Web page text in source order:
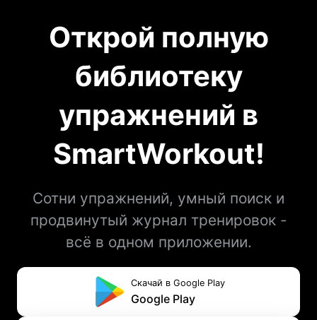
Открой полную
библиотеку
упражнений в
SmartWorkout!
Сотни упражнений, умный поиск и
продвинутый журнал тренировок -
всё в одном приложении.
Скачай в Google Play
Google Play